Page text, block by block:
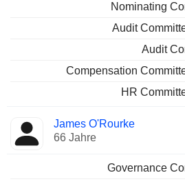
Nominating
Audit
Audit
Compensation
HR
James O'Rourke
66 Jahre
Governance